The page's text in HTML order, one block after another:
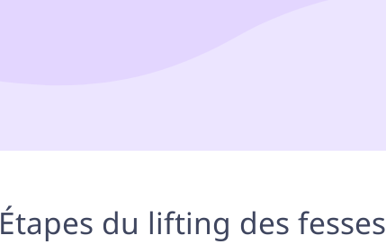
Étapes du lifting des fesses